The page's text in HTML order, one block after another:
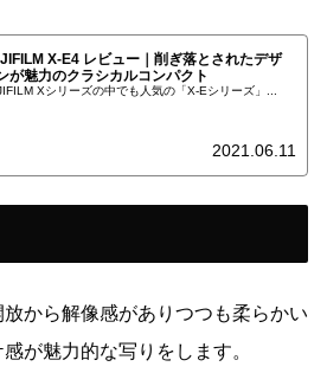
X-E4 レビュー｜削ぎ落とされたデザ
が魅力のクラシカルコンパクト
Xシリーズの中でも人気の「X-Eシリーズ」...
2021.06.11
から解像感がありつつも柔らかい
が魅力的な写りをします。